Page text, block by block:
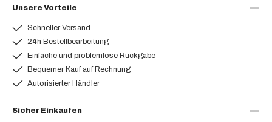
Unsere Vorteile
Schneller Versand
24h Bestellbearbeitung
Einfache und problemlose Rückgabe
Bequemer Kauf auf Rechnung
Autorisierter Händler
Sicher Einkaufen